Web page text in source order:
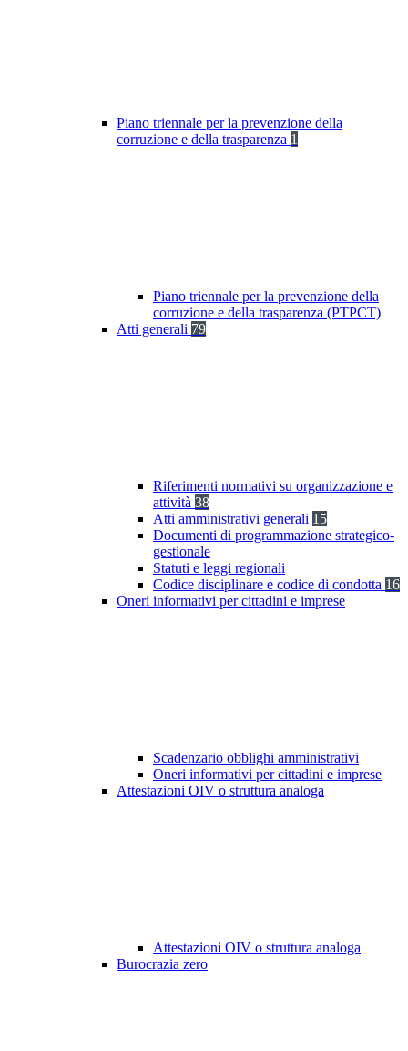
Piano triennale per la prevenzione della
corruzione e della trasparenza 1
Piano triennale per la prevenzione della
corruzione e della trasparenza (PTPCT)
Atti generali 79
Riferimenti normativi su organizzazione e
attività 38
Atti amministrativi generali 15
Documenti di programmazione strategico-
gestionale
Statuti e leggi regionali
Codice disciplinare e codice di condotta 16
Oneri informativi per cittadini e imprese
Scadenzario obblighi amministrativi
Oneri informativi per cittadini e imprese
Attestazioni OIV o struttura analoga
Attestazioni OIV o struttura analoga
Burocrazia zero